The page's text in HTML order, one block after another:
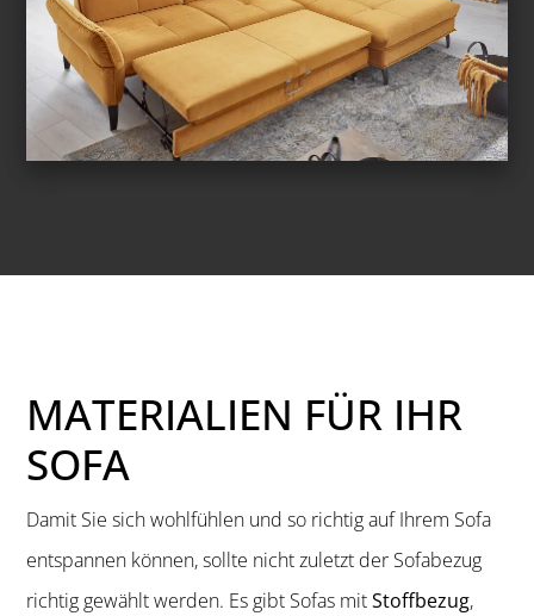
MATERIALIEN FÜR IHR
SOFA
Damit Sie sich wohlfühlen und so richtig auf Ihrem Sofa
entspannen können, sollte nicht zuletzt der Sofabezug
richtig gewählt werden. Es gibt Sofas mitStoffbezug,